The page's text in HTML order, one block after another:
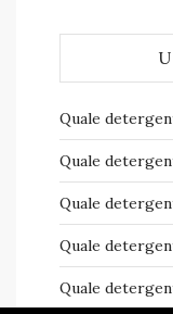
Quale
Quale
Quale
Quale
Quale